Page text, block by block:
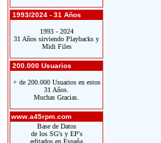
1993/2024 - 31 Años
1993 - 2024
31 Años sirviendo Playbacks y
Midi Files
200.000 Usuarios
+ de 200.000 Usuarios en estos
31 Años.
Muchas Gracias.
www.a45rpm.com
Base de Datos
de los SG's y EP's
editados en España